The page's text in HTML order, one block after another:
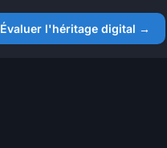
Évaluer l'héritage digital →